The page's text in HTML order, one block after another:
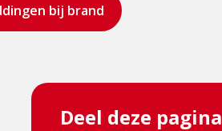
bij brand
Deel deze pagina